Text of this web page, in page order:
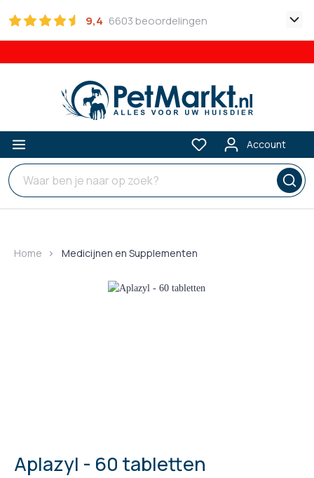
9,4 6603 beoordelingen
Account
Home Medicijnen en Supplementen
Aplazyl - 60 tabletten